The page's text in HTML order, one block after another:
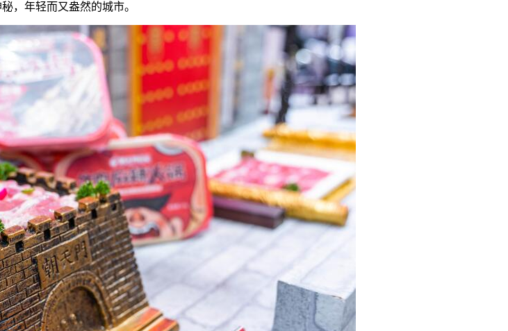
，年轻而又盎然的城市。